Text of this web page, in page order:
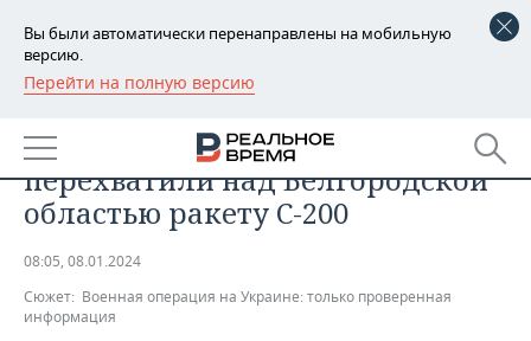
Вы были автоматически перенаправлены на мобильную
версию.
Перейти на полную версию
РЕГИОНЫ
БАШКОРТОСТАН
ТАТАРСТАН
НОВОСТИ
АНАЛИТИКА
ДЕКЛАРАЦИИ О ДОХОДАХ
НОВОСТИ ЭКОНОМИКИ
ПРОМЫШЛЕННОСТЬ
Российские военные
перехватили над Белгородской
областью ракету С-200
08:05, 08.01.2024
Сюжет: Военная операция на Украине: только проверенная
информация